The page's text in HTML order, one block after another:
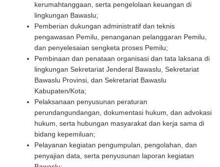
kerumahtanggaan, serta pengelolaan keuangan di
lingkungan Bawaslu;
Pemberian dukungan administratif dan teknis
pengawasan Pemilu, penanganan pelanggaran Pemilu,
dan penyelesaian sengketa proses Pemilu;
Pembinaan dan penataan organisasi dan tata laksana di
lingkungan Sekretariat Jenderal Bawaslu, Sekretariat
Bawaslu Provinsi, dan Sekretariat Bawaslu
Kabupaten/Kota;
Pelaksanaan penyusunan peraturan
perundangundangan, dokumentasi hukum, dan advokasi
hukum, serta hubungan masyarakat dan kerja sama di
bidang kepemiluan;
Pelayanan kegiatan pengumpulan, pengolahan, dan
penyajian data, serta penyusunan laporan kegiatan